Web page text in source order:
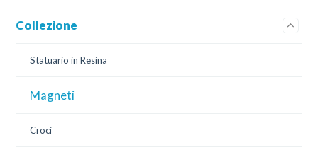
Collezione
Statuario in Resina
Magneti
Croci